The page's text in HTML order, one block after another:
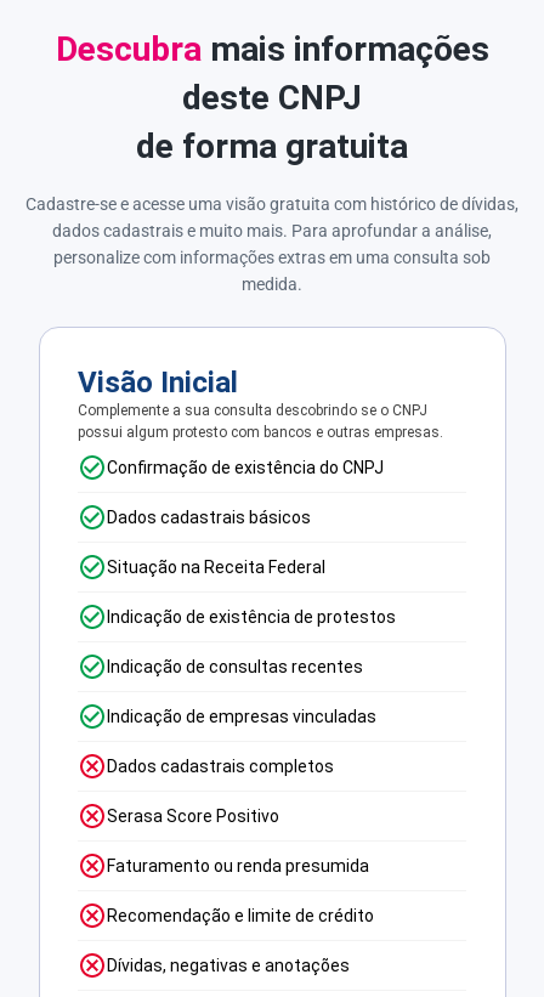
Descubra mais informações
deste CNPJ
de forma gratuita
Cadastre-se e acesse uma visão gratuita com histórico de dívidas,
dados cadastrais e muito mais. Para aprofundar a análise,
personalize com informações extras em uma consulta sob
medida.
Visão Inicial
Complemente a sua consulta descobrindo se o CNPJ
possui algum protesto com bancos e outras empresas.
Confirmação de existência do CNPJ
Dados cadastrais básicos
Situação na Receita Federal
Indicação de existência de protestos
Indicação de consultas recentes
Indicação de empresas vinculadas
Dados cadastrais completos
Serasa Score Positivo
Faturamento ou renda presumida
Recomendação e limite de crédito
Dívidas, negativas e anotações